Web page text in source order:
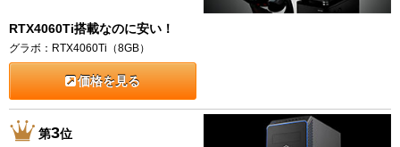
RTX4060Ti搭載なのに安い！
グラボ：RTX4060Ti（8GB）
価格を見る
第3位